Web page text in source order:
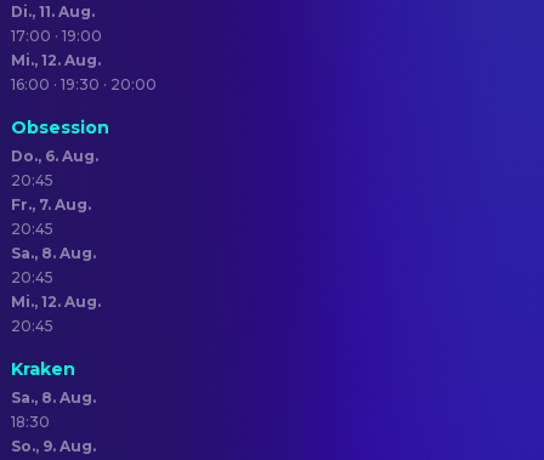
Di., 11. Aug.
17:00 · 19:00
Mi., 12. Aug.
16:00 · 19:30 · 20:00
Obsession
Do., 6. Aug.
20:45
Fr., 7. Aug.
20:45
Sa., 8. Aug.
20:45
Mi., 12. Aug.
20:45
Kraken
Sa., 8. Aug.
18:30
So., 9. Aug.